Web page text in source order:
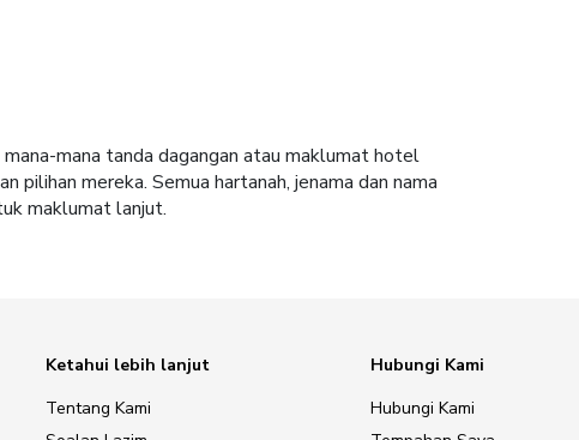
mana tanda dagangan atau maklumat hotel
mereka. Semua hartanah, jenama dan nama
maklumat lanjut.
Ketahui lebih lanjut
Tentang Kami
Hubungi Kami
Hubungi Kami